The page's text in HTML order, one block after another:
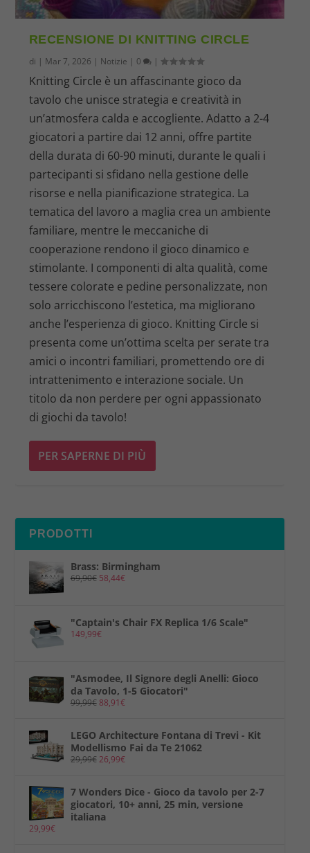
RECENSIONE DI KNITTING CIRCLE
di | Mar 7, 2026 | Notizie | 0 |
Knitting Circle è un affascinante gioco da
tavolo che unisce strategia e creatività in
un’atmosfera calda e accogliente. Adatto a 2-4
giocatori a partire dai 12 anni, offre partite
della durata di 60-90 minuti, durante le quali i
partecipanti si sfidano nella gestione delle
risorse e nella pianificazione strategica. La
tematica del lavoro a maglia crea un ambiente
familiare, mentre le meccaniche di
cooperazione rendono il gioco dinamico e
stimolante. I componenti di alta qualità, come
tessere colorate e pedine personalizzate, non
solo arricchiscono l’estetica, ma migliorano
anche l’esperienza di gioco. Knitting Circle si
presenta come un’ottima scelta per serate tra
amici o incontri familiari, promettendo ore di
intrattenimento e interazione sociale. Un
titolo da non perdere per ogni appassionato
di giochi da tavolo!
PER SAPERNE DI PIÙ
PRODOTTI
Brass: Birmingham
69,90€ 58,44€
"Captain's Chair FX Replica 1/6 Scale"
149,99€
"Asmodee, Il Signore degli Anelli: Gioco
da Tavolo, 1-5 Giocatori"
99,99€88,91€
LEGO Architecture Fontana di Trevi - Kit
Modellismo Fai da Te 21062
29,99€26,99€
7 Wonders Dice - Gioco da tavolo per 2-7
giocatori, 10+ anni, 25 min, versione
italiana
29,99€